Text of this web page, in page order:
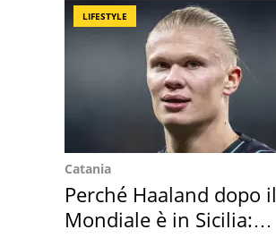
LIFESTYLE
Catania
Perché Haaland dopo il
Mondiale è in Sicilia: